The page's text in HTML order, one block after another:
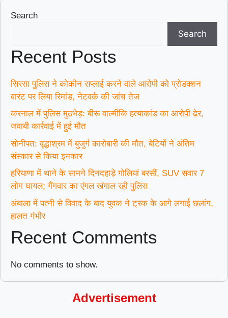
Search
Search
Recent Posts
सिरसा पुलिस ने कोकीन सप्लाई करने वाले आरोपी को प्रोडक्शन
वारंट पर लिया रिमांड, नेटवर्क की जांच तेज
करनाल में पुलिस मुठभेड़: बीरू वाल्मीकि हत्याकांड का आरोपी ढेर,
जवाबी कार्रवाई में हुई मौत
सोनीपत: वृद्धाश्रम में बुजुर्ग कारोबारी की मौत, बेटियों ने अंतिम
संस्कार से किया इनकार
हरियाणा में थाने के सामने दिनदहाड़े गोलियां बरसीं, SUV सवार 7
लोग घायल; गैंगवार का एंगल खंगाल रही पुलिस
अंबाला में पत्नी से विवाद के बाद युवक ने ट्रक के आगे लगाई छलांग,
हालत गंभीर
Recent Comments
No comments to show.
Advertisement